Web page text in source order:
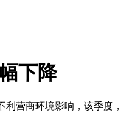
下降
利营商环境影响，该季